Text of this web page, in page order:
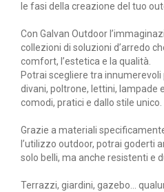
le fasi della creazione del tuo
Con Galvan Outdoor
collezioni di soluzioni d’arredo
comfort, l’estetica e la qualità.
Potrai scegliere tra
divani, poltrone, lettini, lampade
comodi, pratici e dallo stile unico.
Grazie a materiali
l’utilizzo outdoor, potrai goderti
solo belli, ma anche resistenti e
Terrazzi, giardini, gazebo...